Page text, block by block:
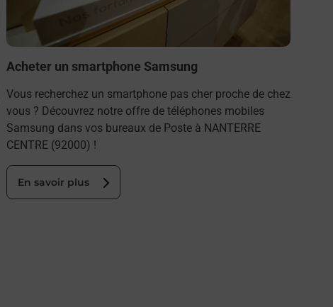
Acheter un smartphone Samsung
Vous recherchez un smartphone pas cher proche de chez
vous ? Découvrez notre offre de téléphones mobiles
Samsung dans vos bureaux de Poste à NANTERRE
CENTRE (92000) !
En savoir plus